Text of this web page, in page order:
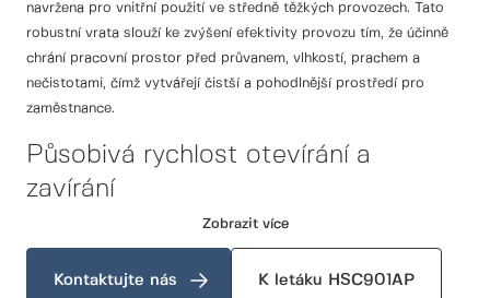
navržena pro vnitřní použití ve středně těžkých provozech. Tato
robustní vrata slouží ke zvýšení efektivity provozu tím, že účinně
chrání pracovní prostor před průvanem, vlhkostí, prachem a
nečistotami, čímž vytvářejí čistší a pohodlnější prostředí pro
zaměstnance.
Působivá rychlost otevírání a
zavírání
Jednou z nejvýznamnějších vlastností modelu HSC901AP je jeho
působivá rychlost otevírání a zavírání, která výrazně zlepšuje
plynulost provozu v objektu. Tento rychlý provoz nejen usnadňuje
Zobrazit více
Kontaktujte nás K letáku HSC901AP